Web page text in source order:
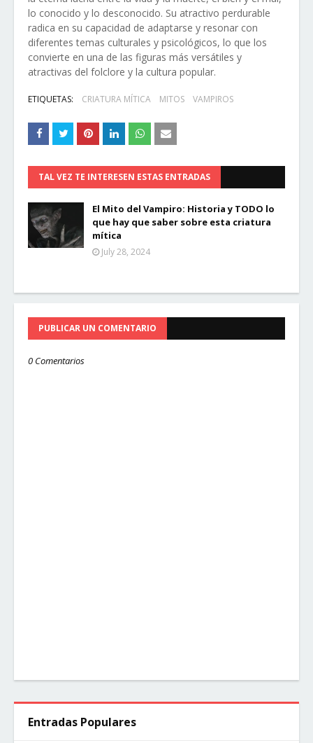
lo conocido y lo desconocido. Su atractivo perdurable
radica en su capacidad de adaptarse y resonar con
diferentes temas culturales y psicológicos, lo que los
convierte en una de las figuras más versátiles y
atractivas del folclore y la cultura popular.
ETIQUETAS: CRIATURA MÍTICA MITOS VAMPIROS
TAL VEZ TE INTERESEN ESTAS ENTRADAS
El Mito del Vampiro: Historia y TODO lo
que hay que saber sobre esta criatura
mítica
July 28, 2024
PUBLICAR UN COMENTARIO
0 Comentarios
Entradas Populares